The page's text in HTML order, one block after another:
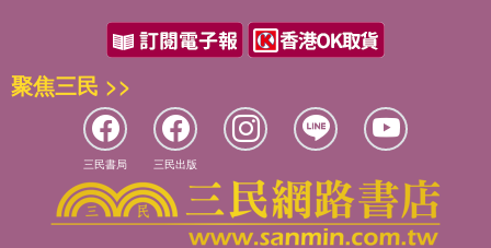
聚焦三民 >>
三民書局 三民出版